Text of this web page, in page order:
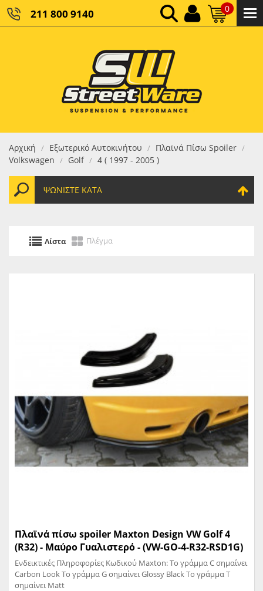
211 800 9140 0
ΚΑΘΑΡΌ ΣΎΝΟΛΟ:
ΤΕΛΙΚΌ ΣΎΝΟΛΟ:0,00 €
Αρχική / Εξωτερικό Αυτοκινήτου / Πλαϊνά Πίσω Spoiler /
Volkswagen / Golf / 4 ( 1997 - 2005 )
ΨΩΝΊΣΤΕ ΚΑΤΆ
Λίστα Πλέγμα
Πλαϊνά πίσω spoiler Maxton Design VW Golf 4
(R32) - Μαύρο Γυαλιστερό - (VW-GO-4-R32-RSD1G)
Ενδεικτικές Πληροφορίες Κωδικού Maxton: Το γράμμα C σημαίνει
Carbon Look Το γράμμα G σημαίνει Glossy Black Το γράμμα T
σημαίνει Matt